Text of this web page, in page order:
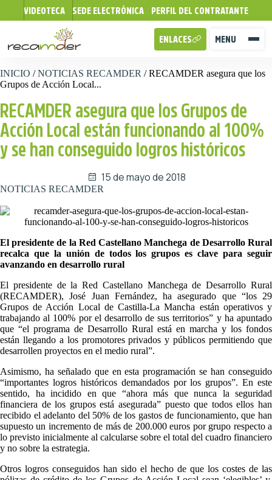
VIDEOTECA SEDE ELECTRÓNICA PERFIL DEL CONTRATANTE
MENU
ENLACES
INICIO /NOTICIAS RECAMDER /RECAMDER asegura que los
Grupos de Acción Local...
RECAMDER asegura que los Grupos de
Acción Local están funcionando al 100%
y se han conseguido logros históricos
15 de mayo de 2018
NOTICIAS RECAMDER
El presidente de la Red Castellano Manchega de Desarrollo Rural
recalca que la unión de todos los grupos es clave para seguir
avanzando en desarrollo rural
El presidente de la Red Castellano Manchega de Desarrollo Rural
(RECAMDER), José Juan Fernández, ha asegurado que “los 29
Grupos de Acción Local de Castilla-La Mancha están operativos y
trabajando al 100% por el desarrollo de sus territorios” y ha apuntado
que “el programa de Desarrollo Rural está en marcha y los fondos
están llegando a los promotores privados y públicos permitiendo que
desarrollen proyectos en el medio rural”.
Asimismo, ha señalado que en esta programación se han conseguido
“importantes logros históricos demandados por los grupos”. En este
sentido, ha incidido en que “ahora más que nunca la seguridad
financiera de los grupos está asegurada” puesto que todos ellos han
recibido el adelanto del 50% de los gastos de funcionamiento, que han
supuesto un incremento de más de 200.000 euros por grupo respecto a
lo previsto inicialmente al calcularse sobre el total del cuadro financiero
y no sobre la estrategia.
Otros logros conseguidos han sido el hecho de que los costes de las